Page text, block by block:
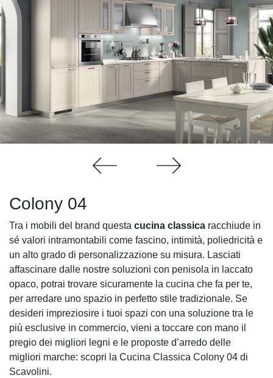
Colony 04
Tra i mobili del brand questa cucina classica racchiude in
sé valori intramontabili come fascino, intimità, poliedricità e
un alto grado di personalizzazione su misura. Lasciati
affascinare dalle nostre soluzioni con penisola in laccato
opaco, potrai trovare sicuramente la cucina che fa per te,
per arredare uno spazio in perfetto stile tradizionale. Se
desideri impreziosire i tuoi spazi con una soluzione tra le
più esclusive in commercio, vieni a toccare con mano il
pregio dei migliori legni e le proposte d’arredo delle
migliori marche: scopri la Cucina Classica Colony 04 di
Scavolini.